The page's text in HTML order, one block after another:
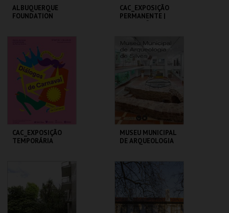
ALBUQUERQUE
FOUNDATION
FOUNDATION
MAIS INFO
COMPRAR
CAC_EXPOSIÇÃO
PERMANENTE |
CAC
MAIS INFO
COMPRAR
CAC_EXPOSIÇÃO
TEMPORÁRIA
MAIS INFO
MUSEU MUNICIPAL
DE ARQUEOLOGIA
MUSEU MUNIC. ARQ.
SILVES
MAIS INFO